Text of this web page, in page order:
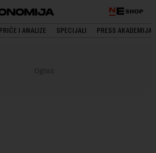
SHOP
PRIČE I ANALIZE SPECIJALI PRESS AKADEMIJA